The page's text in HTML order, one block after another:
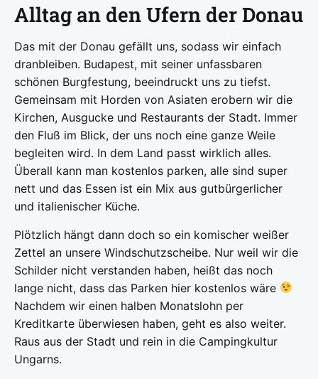
Alltag an den Ufern der Donau
Das mit der Donau gefällt uns, sodass wir einfach
dranbleiben. Budapest, mit seiner unfassbaren
schönen Burgfestung, beeindruckt uns zu tiefst.
Gemeinsam mit Horden von Asiaten erobern wir die
Kirchen, Ausgucke und Restaurants der Stadt. Immer
den Fluß im Blick, der uns noch eine ganze Weile
begleiten wird. In dem Land passt wirklich alles.
Überall kann man kostenlos parken, alle sind super
nett und das Essen ist ein Mix aus gutbürgerlicher
und italienischer Küche.
Plötzlich hängt dann doch so ein komischer weißer
Zettel an unsere Windschutzscheibe. Nur weil wir die
Schilder nicht verstanden haben, heißt das noch
lange nicht, dass das Parken hier kostenlos wäre
Nachdem wir einen halben Monatslohn per
Kreditkarte überwiesen haben, geht es also weiter.
Raus aus der Stadt und rein in die Campingkultur
Ungarns.